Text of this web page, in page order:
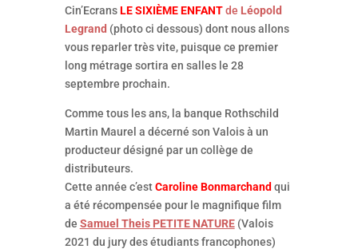
Cin’EcransLE SIXIÈME ENFANT de Léopold
Legrand (photo ci dessous) dont nous allons
vous reparler très vite, puisque ce premier
long métrage sortira en salles le 28
septembre prochain.
Comme tous les ans, la banque Rothschild
Martin Maurel a décerné son Valois à un
producteur désigné par un collège de
distributeurs.
Cette année c’estCaroline Bonmarchand qui
a été récompensée pour le magnifique film
de Samuel Theis PETITE NATURE(Valois
2021 du jury des étudiants francophones)